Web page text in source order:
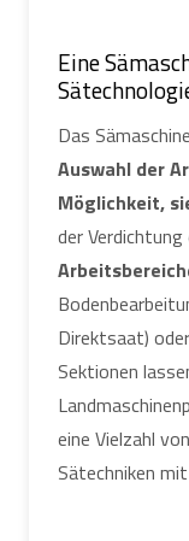
Eine
Das
Auswahl der
Möglichkeit,
der Verdichtung
Direktsaat)
Sektionen
eine Vielzahl
Sätechniken